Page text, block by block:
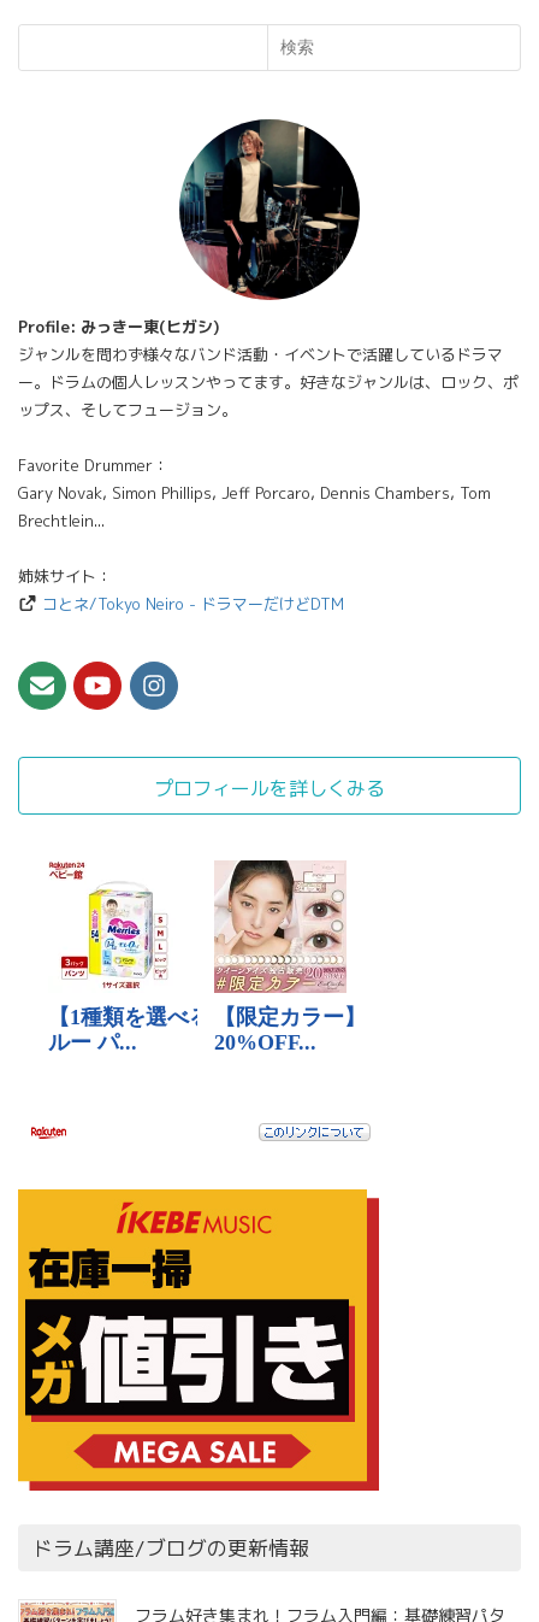
検索
Profile: みっきー東(ヒガシ)
ジャンルを問わず様々なバンド活動・イベントで活躍しているドラマ
ー。ドラムの個人レッスンやってます。好きなジャンルは、ロック、ポ
ップス、そしてフュージョン。
Favorite Drummer：
Gary Novak, Simon Phillips, Jeff Porcaro, Dennis Chambers, Tom
Brechtlein...
姉妹サイト：
コとネ/Tokyo Neiro - ドラマーだけどDTM
プロフィールを詳しくみる
ドラム講座/ブログの更新情報
フラム好き集まれ！フラム入門編：基礎練習パタ